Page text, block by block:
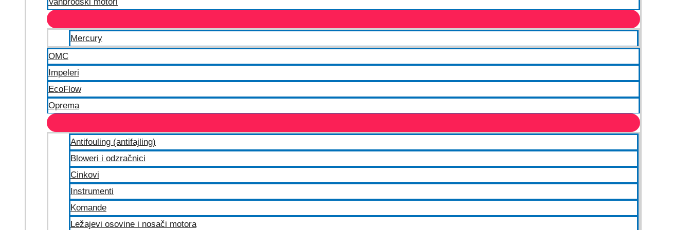
Mercury
OMC
Impeleri
EcoFlow
Oprema
Antifouling (antifajling)
Bloweri i odzračnici
Cinkovi
Instrumenti
Komande
Ležajevi osovine i nosači motora